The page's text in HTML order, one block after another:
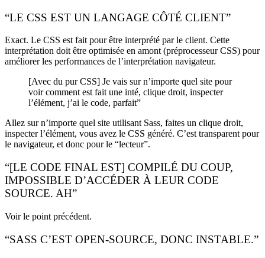
“LE CSS EST UN LANGAGE CÔTÉ CLIENT”
Exact. Le CSS est fait pour être interprété par le client. Cette
interprétation doit être optimisée en amont (préprocesseur CSS) pour
améliorer les performances de l’interprétation navigateur.
[Avec du pur CSS] Je vais sur n’importe quel site pour
voir comment est fait une inté, clique droit, inspecter
l’élément, j’ai le code, parfait”
Allez sur n’importe quel site utilisant Sass, faites un clique droit,
inspecter l’élément, vous avez le CSS généré. C’est transparent pour
le navigateur, et donc pour le “lecteur”.
“[LE CODE FINAL EST] COMPILÉ DU COUP,
IMPOSSIBLE D’ACCÉDER À LEUR CODE
SOURCE. AH”
Voir le point précédent.
“SASS C’EST OPEN-SOURCE, DONC INSTABLE.”